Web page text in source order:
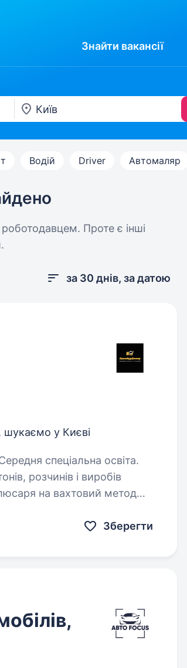
Знайти вакансії
Водій Driver Автомаляр
Проте є інші
за 30 днів, за датою
шукаємо у Києві
спеціальна освіта.
розчинів і виробів
на вахтовий метод
Зберегти